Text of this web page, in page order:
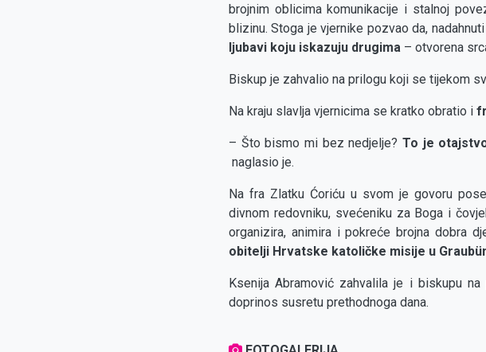
brojnim oblicima komunikacije i stalnoj
blizinu. Stoga je vjernike pozvao da,
ljubavi koju iskazuju drugima – otvorena
Biskup je zahvalio na prilogu koji se tijekom
Na kraju slavlja vjernicima se kratko obratio i
– Što bismo mi bez nedjelje? To je
naglasio je.
Na fra Zlatku Ćoriću u svom je govoru
divnom redovniku, svećeniku za Boga i
organizira, animira i pokreće brojna dobra
obitelji Hrvatske katoličke misije u
Ksenija Abramović zahvalila je i biskupu
doprinos susretu prethodnoga dana.